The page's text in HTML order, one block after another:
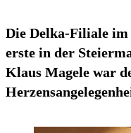
Die Delka-Filiale
erste in der
Klaus Magele war